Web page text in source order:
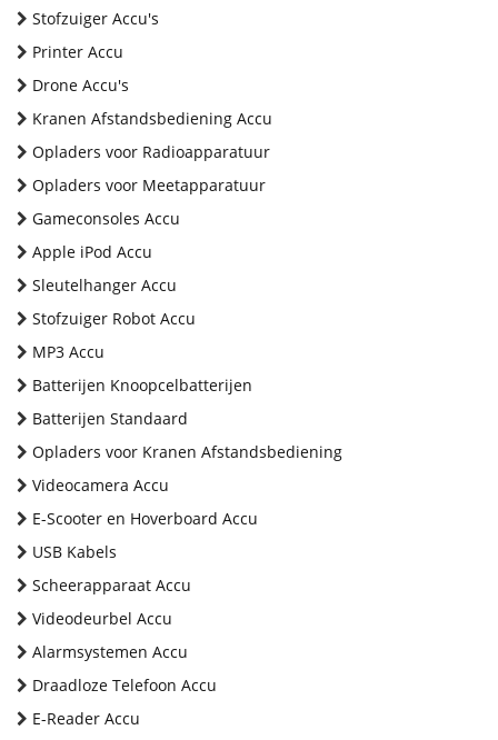
Stofzuiger Accu's
Printer Accu
Drone Accu's
Kranen Afstandsbediening Accu
Opladers voor Radioapparatuur
Opladers voor Meetapparatuur
Gameconsoles Accu
Apple iPod Accu
Sleutelhanger Accu
Stofzuiger Robot Accu
MP3 Accu
Batterijen Knoopcelbatterijen
Batterijen Standaard
Opladers voor Kranen Afstandsbediening
Videocamera Accu
E-Scooter en Hoverboard Accu
USB Kabels
Scheerapparaat Accu
Videodeurbel Accu
Alarmsystemen Accu
Draadloze Telefoon Accu
E-Reader Accu